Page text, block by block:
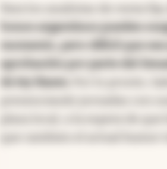
bonos argentinos pueden
momento, pero difícil que sea
aprobación por parte del
de ley Bases.